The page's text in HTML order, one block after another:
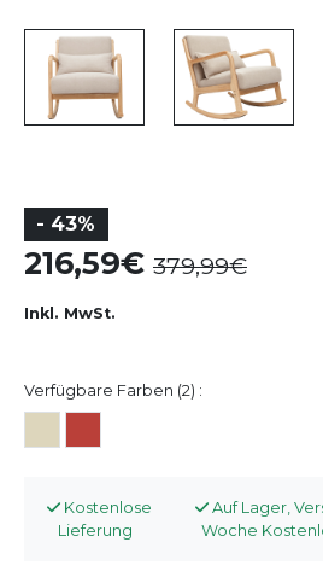
- 43%
216,59 379,99
Inkl. MwSt.
Verfügbare Farben (2) :
Kostenlose
Lieferung
Auf Lager,
Woche